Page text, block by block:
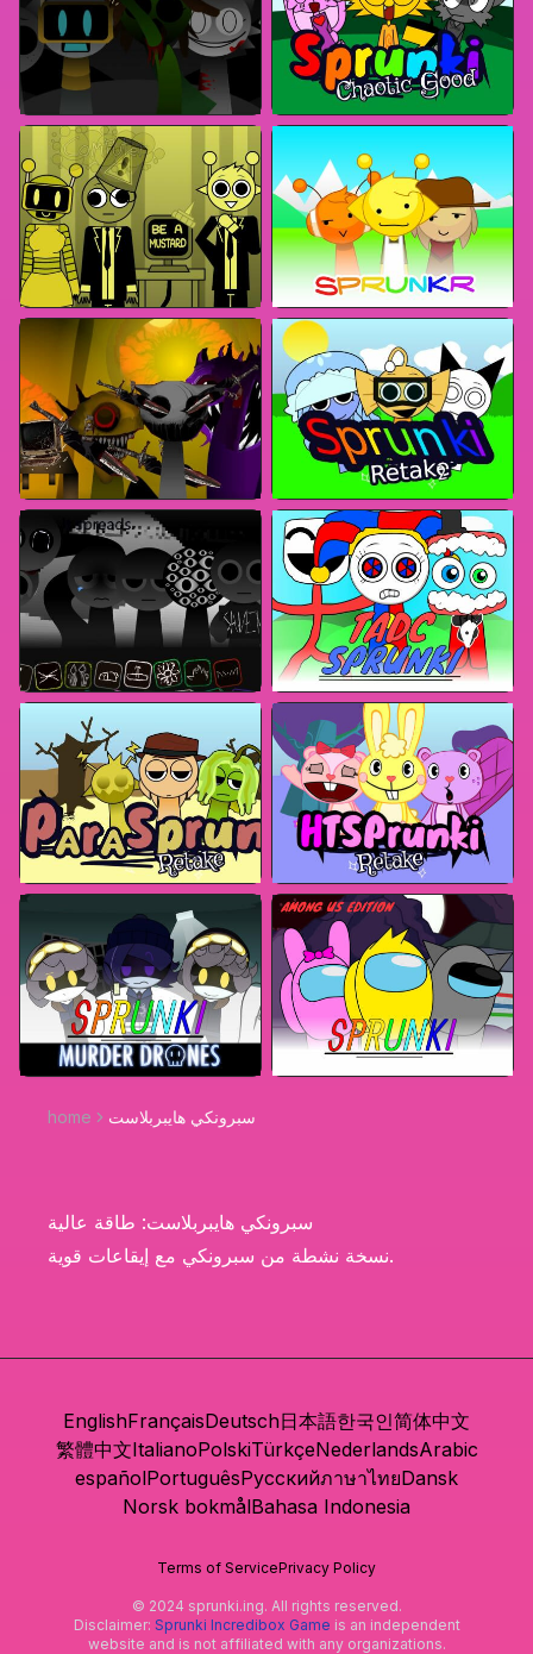
home سبرونكي هايبربلاست
سبرونكي هايبربلاست: طاقة عالية
نسخة نشطة من سبرونكي مع إيقاعات قوية.
EnglishFrançaisDeutsch日本語한국인简体中文
繁體中文ItalianoPolskiTürkçeNederlandsArabic
españolPortuguêsРусскийภาษาไทยDansk
Norsk bokmålBahasa Indonesia
Terms of ServicePrivacy Policy
© 2024 sprunki.ing. All rights reserved.
Disclaimer: Sprunki Incredibox Game is an independent
website and is not affiliated with any organizations.